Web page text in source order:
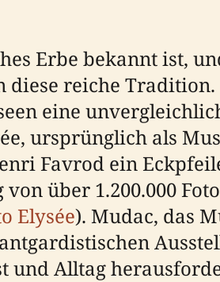
Erbe bekannt ist,
diese reiche Tradition.
eine
ursprünglich als
Favrod ein
über 1.200.000
Elysée). Mudac, das
und Alltag